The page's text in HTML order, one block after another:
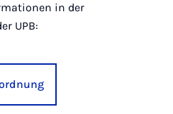
in der
UPB: